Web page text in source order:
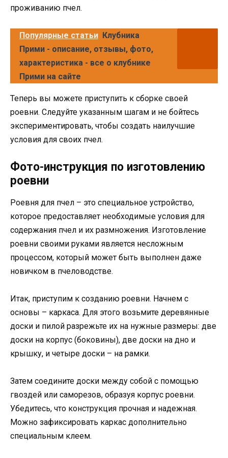
проживанию пчел.
Популярные статьи Клубника
Прими - описание, отзывы, фото,
характеристика - все о клубнике
Прими на сайте
Теперь вы можете приступить к сборке своей
роевни. Следуйте указанным шагам и не бойтесь
экспериментировать, чтобы создать наилучшие
условия для своих пчел.
Фото-инструкция по изготовлению
роевни
Роевня для пчел – это специальное устройство,
которое предоставляет необходимые условия для
содержания пчел и их размножения. Изготовление
роевни своими руками является несложным
процессом, который может быть выполнен даже
новичком в пчеловодстве.
Итак, приступим к созданию роевни. Начнем с
основы – каркаса. Для этого возьмите деревянные
доски и пилой разрежьте их на нужные размеры: две
доски на корпус (боковины), две доски на дно и
крышку, и четыре доски – на рамки.
Затем соедините доски между собой с помощью
гвоздей или саморезов, образуя корпус роевни.
Убедитесь, что конструкция прочная и надежная.
Можно зафиксировать каркас дополнительно
специальным клеем.